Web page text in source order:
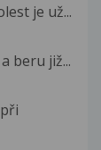
je už...
beru již...